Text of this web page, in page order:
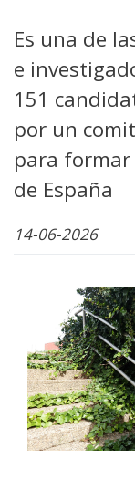
Es una de
e
151
por un
para formar
de España
14-06-2026